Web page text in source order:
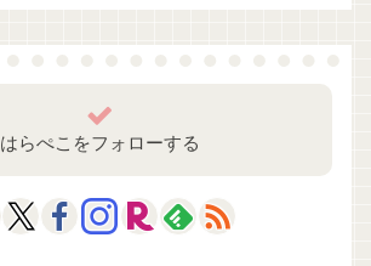
はらぺこをフォローする